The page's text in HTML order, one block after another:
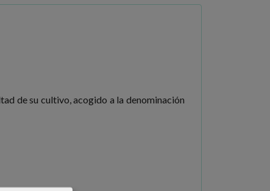
de su cultivo, acogido a la denominación